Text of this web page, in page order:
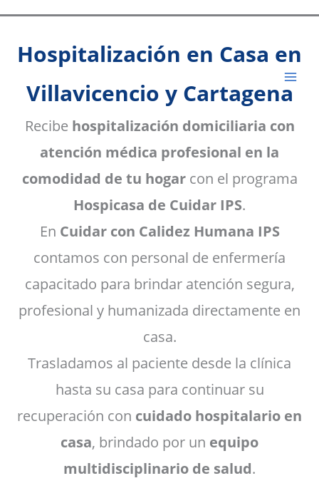
Ir
contenido
Hospitalización en Casa en
Villavicencio y Cartagena
Recibe hospitalización domiciliaria con
atención médica profesional en la
comodidad de tu hogarcon el programa
Hospicasa de Cuidar IPS.
En Cuidar con Calidez Humana IPS
contamos con personal de enfermería
capacitado para brindar atención segura,
profesional y humanizada directamente en
casa.
Trasladamos al paciente desde la clínica
hasta su casa para continuar su
recuperación con cuidado hospitalario en
casa, brindado por un equipo
multidisciplinario de salud.